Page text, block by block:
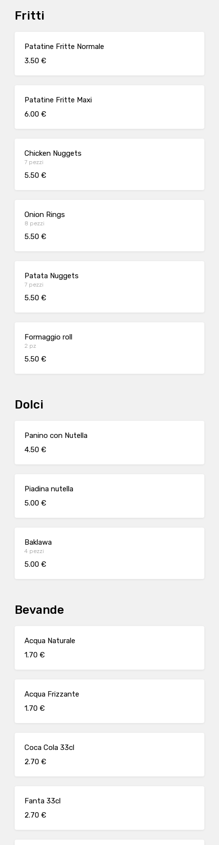
Fritti
Patatine Fritte Normale
3.50 €
Patatine Fritte Maxi
6.00 €
Chicken Nuggets
7 pezzi
5.50 €
Onion Rings
8 pezzi
5.50 €
Patata Nuggets
7 pezzi
5.50 €
Formaggio roll
2 pz
5.50 €
Dolci
Panino con Nutella
4.50 €
Piadina nutella
5.00 €
Baklawa
4 pezzi
5.00 €
Bevande
Acqua Naturale
1.70 €
Acqua Frizzante
1.70 €
Coca Cola 33cl
2.70 €
Fanta 33cl
2.70 €